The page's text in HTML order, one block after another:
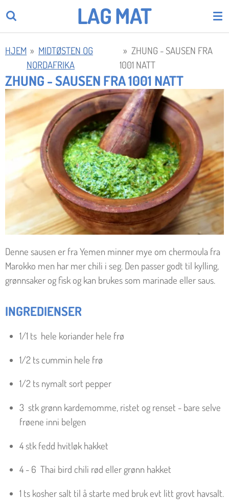
Gå
LAGMAT
HJEM » MIDTØSTEN OG
NORDAFRIKA
» ZHUNG - SAUSEN FRA
1001 NATT
ZHUNG - SAUSEN FRA 1001 NATT
Denne sausen er fra Yemen minner mye om chermoula fra
Marokko men har mer chili i seg. Den passer godt til kylling,
grønnsaker og fisk og kan brukes som marinade eller saus.
INGREDIENSER
1/1 ts hele koriander hele frø
1/2 ts cummin hele frø
1/2 ts nymalt sort pepper
3 stk grønn kardemomme, ristet og renset - bare selve
frøene inni belgen
4stk fedd hvitløk hakket
4 - 6 Thai bird chili rød eller grønn hakket
1 ts kosher salt til å starte med bruk evt litt grovt havsalt.